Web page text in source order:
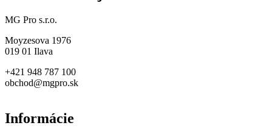
MG Pro s.r.o.
Moyzesova 1976
019 01 Ilava
+421 948 787 100
obchod@mgpro.sk
Informácie